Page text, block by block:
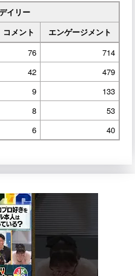
イリー
コメント
エンゲージメント
76
714
42
479
9
133
8
53
6 40